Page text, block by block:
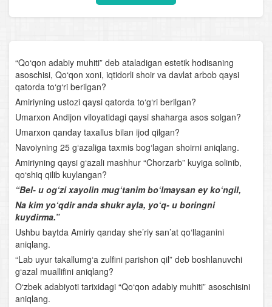
Olmoshning tuzilishiga ko‘ra turlari
Fe’llarning tuzilishiga ko'ra turlari
Undov so‘zlar
Gap
Uyushiq bo‘lakli gaplar
Gapning tuzilish jihatdan turlari. Sodda gap
Bog‘lovchisiz bog‘langan qo‘shma gap
Adabiyot – so‘z san’ati
Qofiya va boshqa she’riy unsurlar
“Qo‘qon adabiy muhiti” deb ataladigan estetik hodisaning
asoschisi, Qo‘qon xoni, iqtidorli shoir va davlat arbob qaysi
qatorda to‘g‘ri berilgan?
Amiriyning ustozi qaysi qatorda to‘g‘ri berilgan?
Umarxon Andijon viloyatidagi qaysi shaharga asos solgan?
Umarxon qanday taxallus bilan ijod qilgan?
Navoiyning 25 g‘azaliga taxmis bog‘lagan shoirni aniqlang.
Amiriyning qaysi g‘azali mashhur “Chorzarb” kuyiga solinib,
qo‘shiq qilib kuylangan?
“Bel- u og‘zi xayolin mug‘tanim bo‘lmaysan ey ko‘ngil,
Na kim yo‘qdir anda shukr ayla, yo‘q- u boringni
kuydirma.”
Ushbu baytda Amiriy qanday she’riy san’at qo‘llaganini
aniqlang.
“Lab uyur takallumg‘a zulfini parishon qil” deb boshlanuvchi
g‘azal muallifini aniqlang?
O‘zbek adabiyoti tarixidagi “Qo‘qon adabiy muhiti” asoschisini
aniqlang.